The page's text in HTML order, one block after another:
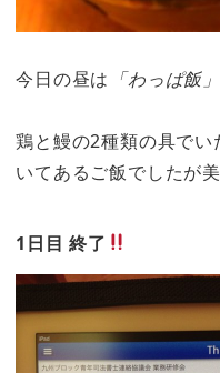
今日の昼は 「わっぱ飯」
鶏と鰻の2種類の具で
いてあるご飯でしたが
1日目 終了